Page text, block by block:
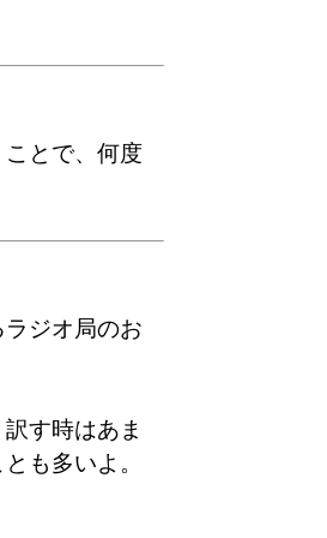
とで、何度
ジオ局のお
す時はあま
も多いよ。